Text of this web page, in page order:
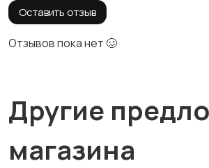
Оставить отзыв
Отзывов пока нет 🥴
Другие
магазина